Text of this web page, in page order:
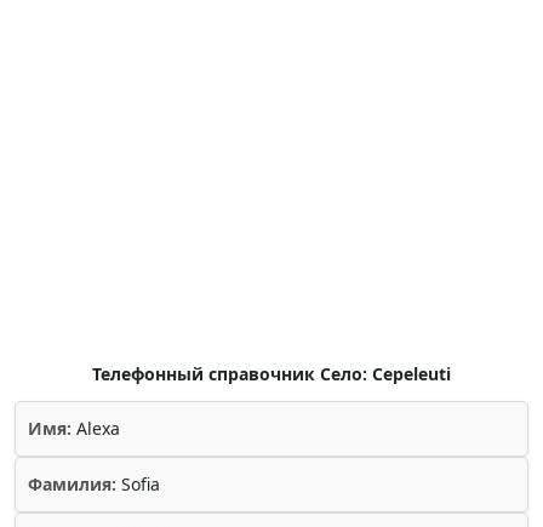
Телефонный справочник Село: Cepeleuti
Имя: Alexa
Фамилия: Sofia